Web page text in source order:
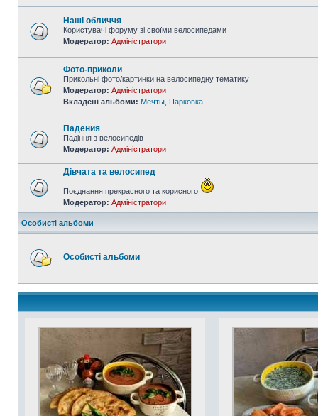
Наші обличчя
Користувачі форуму зі своїми велосипедами
Модератор: Адміністратори
Фото-приколи
Прикольні фото/картинки на велосипедну тематику
Модератор: Адміністратори
Вкладені альбоми: Мечты Парковка
Падения
Падіння з велосипедів
Модератор: Адміністратори
Дівчата та велосипед
Поєднання прекрасного та корисного
Модератор: Адміністратори
Особисті альбоми
Особисті альбоми